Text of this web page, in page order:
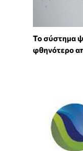
Το σύστημα
φθηνότερο